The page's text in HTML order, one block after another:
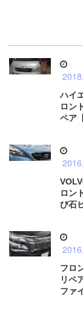
ハイ
ロン
ペア
ロン
び石
フロ
リペ
ファ